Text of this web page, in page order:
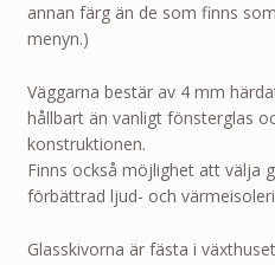
annan färg än de som finns
menyn.)
Väggarna bestär av 4 mm
hållbart än vanligt fönsterglas
konstruktionen.
Finns också möjlighet att välja
förbättrad ljud- och
Glasskivorna är fästa i